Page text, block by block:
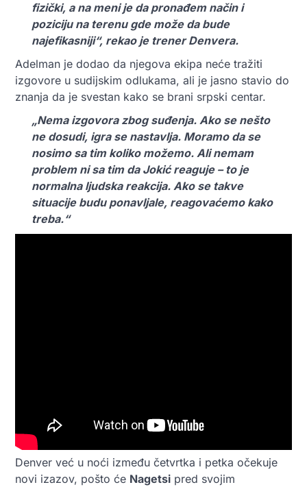
fizički, a na meni je da pronađem način i
poziciju na terenu gde može da bude
najefikasniji“, rekao je trener Denvera.
Adelman je dodao da njegova ekipa neće tražiti
izgovore u sudijskim odlukama, ali je jasno stavio do
znanja da je svestan kako se brani srpski centar.
„Nema izgovora zbog suđenja. Ako se nešto
ne dosudi, igra se nastavlja. Moramo da se
nosimo sa tim koliko možemo. Ali nemam
problem ni sa tim da Jokić reaguje – to je
normalna ljudska reakcija. Ako se takve
situacije budu ponavljale, reagovaćemo kako
treba.“
Denver već u noći između četvrtka i petka očekuje
novi izazov, pošto će Nagetsi pred svojim